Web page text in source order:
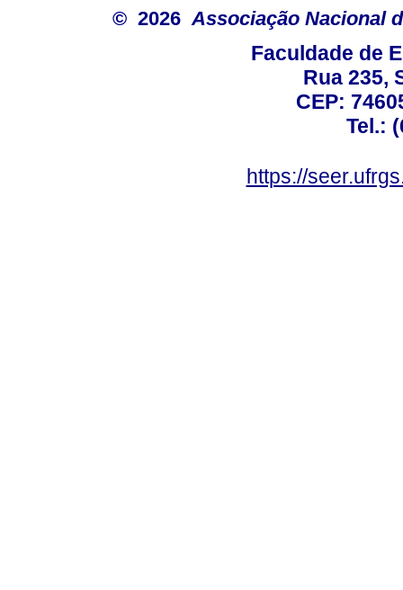
© 2026 Associação Nacional
Faculdade de
Rua 235,
CEP:
Tel.:
https://